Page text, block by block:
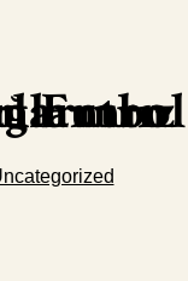
Bağlanırız